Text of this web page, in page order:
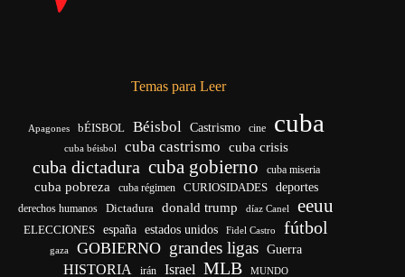
Temas para Leer
Apagones bÉISBOL Béisbol Castrismo cine cuba
cuba béisbol cuba castrismo cuba crisis
cuba dictadura cuba gobierno cuba miseria
cuba pobreza cuba régimen CURIOSIDADES deportes
derechos humanos Dictadura donald trump díaz Canel eeuu
ELECCIONES españa estados unidos Fidel Castro fútbol
gaza GOBIERNO grandes ligas Guerra
HISTORIA irán Israel MLB MUNDO